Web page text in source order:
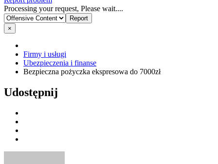
Processing your request, Please wait....
×
Firmy i usługi
Ubezpieczenia i finanse
Bezpieczna pożyczka ekspresowa do 7000zł
Udostępnij